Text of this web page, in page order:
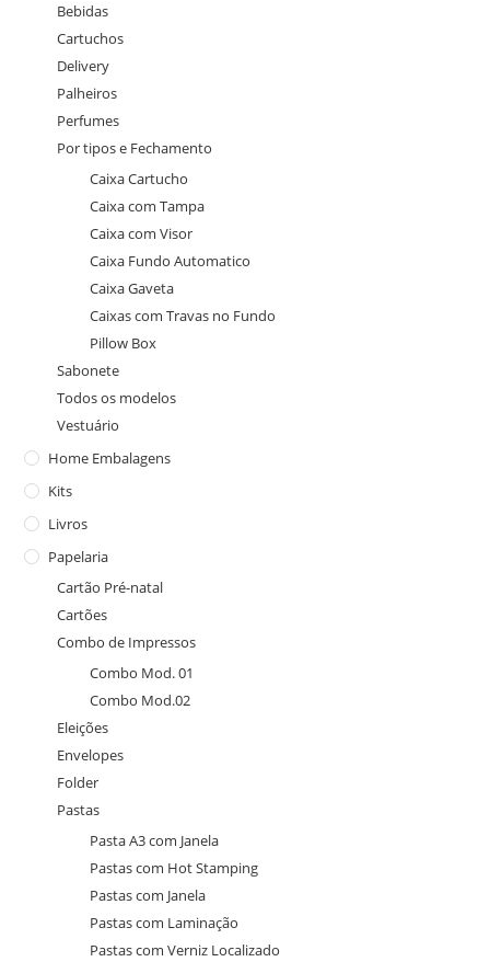
Bebidas
Cartuchos
Delivery
Palheiros
Perfumes
Por tipos e Fechamento
Caixa Cartucho
Caixa com Tampa
Caixa com Visor
Caixa Fundo Automatico
Caixa Gaveta
Caixas com Travas no Fundo
Pillow Box
Sabonete
Todos os modelos
Vestuário
Home Embalagens
Kits
Livros
Papelaria
Cartão Pré-natal
Cartões
Combo de Impressos
Combo Mod. 01
Combo Mod.02
Eleições
Envelopes
Folder
Pastas
Pasta A3 com Janela
Pastas com Hot Stamping
Pastas com Janela
Pastas com Laminação
Pastas com Verniz Localizado